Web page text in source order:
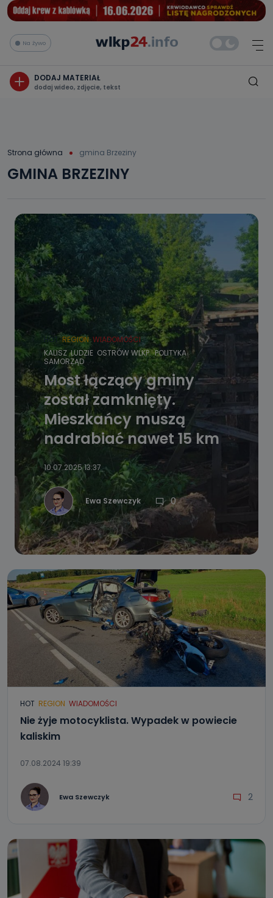
Na żywo
DODAJ MATERIAŁ
dodaj wideo, zdjęcie, tekst
Strona główna gmina Brzeziny
GMINA BRZEZINY
HOT REGION WIADOMOŚCI
KALISZ LUDZIE OSTRÓW WLKP. POLITYKA
SAMORZĄD
Most łączący gminy
został zamknięty.
Mieszkańcy muszą
nadrabiać nawet 15 km
10.07.2025 13:37
Ewa Szewczyk 0
HOT REGION WIADOMOŚCI
Nie żyje motocyklista. Wypadek w powiecie
kaliskim
07.08.2024 19:39
Ewa Szewczyk 2